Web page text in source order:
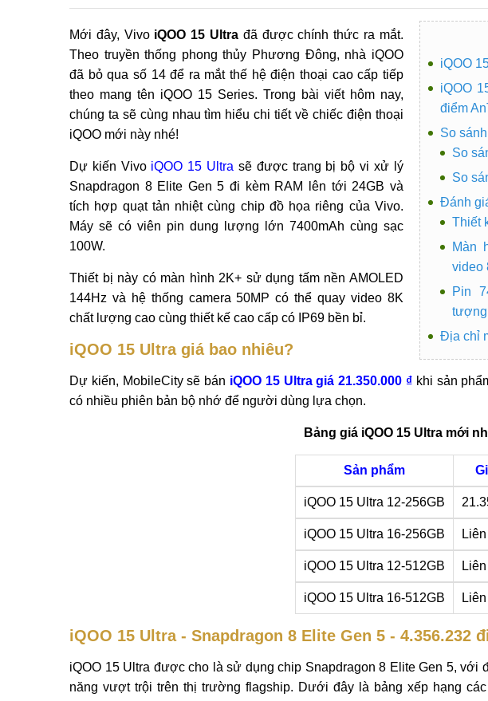
iQOO
iQOO
điểm
So
So
So
Đánh
Thiết
Màn
video
Pin
tượng
Địa chỉ
Mới đây, Vivo iQOO 15 Ultrađã được chính thức ra mắt.
Theo truyền thống phong thủy Phương Đông, nhà iQOO
đã bỏ qua số 14 để ra mắt thế hệ điện thoại cao cấp tiếp
theo mang tên iQOO 15 Series. Trong bài viết hôm nay,
chúng ta sẽ cùng nhau tìm hiểu chi tiết về chiếc điện thoại
iQOO mới này nhé!
Dự kiến Vivo iQOO 15 Ultra sẽ được trang bị bộ vi xử lý
Snapdragon 8 Elite Gen 5 đi kèm RAM lên tới 24GB và
tích hợp quạt tản nhiệt cùng chip đồ họa riêng của Vivo.
Máy sẽ có viên pin dung lượng lớn 7400mAh cùng sạc
100W.
Thiết bị này có màn hình 2K+ sử dụng tấm nền AMOLED
144Hz và hệ thống camera 50MP có thể quay video 8K
chất lượng cao cùng thiết kế cao cấp có IP69 bền bỉ.
iQOO 15 Ultra giá bao nhiêu?
Dự kiến, MobileCity sẽ bán iQOO 15 Ultra giá 21.350.000 ₫ khi sản
có nhiều phiên bản bộ nhớ để người dùng lựa chọn.
Bảng giá iQOO 15 Ultra mới
Sản phẩm
iQOO 15 Ultra 12-256GB
iQOO 15 Ultra 16-256GB
iQOO 15 Ultra 12-512GB
iQOO 15 Ultra 16-512GB
iQOO 15 Ultra - Snapdragon 8 Elite Gen 5 - 4.356.232
iQOO 15 Ultra được cho là sử dụng chip Snapdragon 8 Elite Gen 5, với
năng vượt trội trên thị trường flagship. Dưới đây là bảng xếp hạng